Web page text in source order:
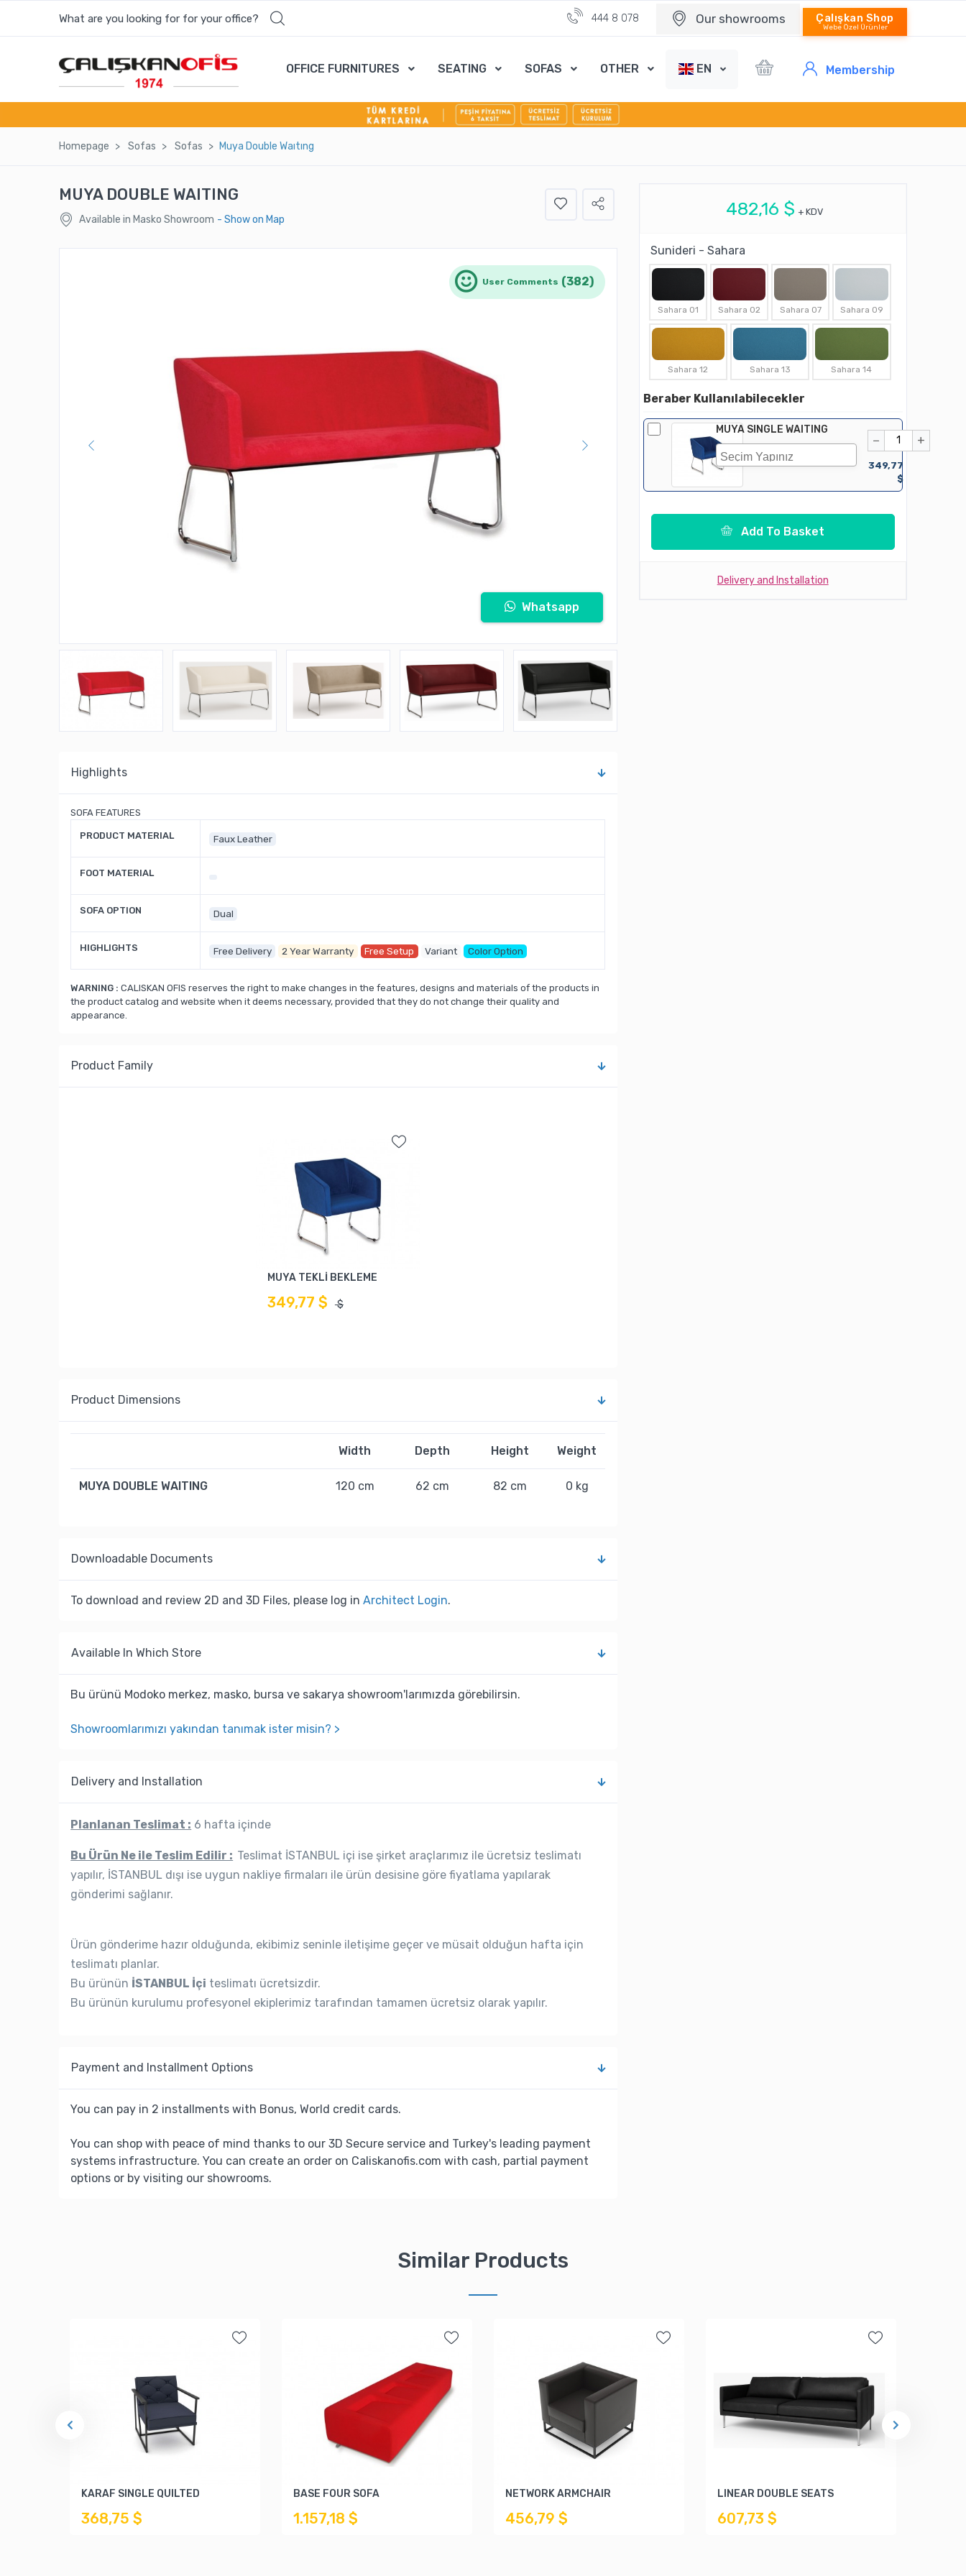
What are you looking for for your office? 444 8 078 Our showrooms Çalışkan Shop
Webe Özel Ürünler
OFFICE FURNITURES SEATING SOFAS OTHER EN Membership
Homepage Sofas Sofas Muya Double Waıtıng
MUYA DOUBLE WAITING
Available in Masko Showroom - Show on Map
User Comments (382)
Whatsapp
Highlights
SOFA FEATURES
PRODUCT MATERIAL Faux Leather
FOOT MATERIAL
SOFA OPTION Dual
HIGHLIGHTS Free Delivery 2 Year Warranty Free Setup Variant Color Option
WARNING : CALISKAN OFIS reserves the right to make changes in the features, designs and materials of the products in
the product catalog and website when it deems necessary, provided that they do not change their quality and
appearance.
Product Family
MUYA TEKLİ BEKLEME
349,77 $ $
Product Dimensions
Width Depth Height Weight
MUYA DOUBLE WAITING 120 cm 62 cm 82 cm 0 kg
Downloadable Documents
To download and review 2D and 3D Files, please log inArchitect Login.
Available In Which Store
Bu ürünü Modoko merkez, masko, bursa ve sakarya showroom'larımızda görebilirsin.
Showroomlarımızı yakından tanımak ister misin? >
Delivery and Installation
Planlanan Teslimat : 6 hafta içinde
Bu Ürün Ne ile Teslim Edilir : Teslimat İSTANBUL içi ise şirket araçlarımız ile ücretsiz teslimatı
yapılır, İSTANBUL dışı ise uygun nakliye firmaları ile ürün desisine göre fiyatlama yapılarak
gönderimi sağlanır.
Ürün gönderime hazır olduğunda, ekibimiz seninle iletişime geçer ve müsait olduğun hafta için
teslimatı planlar.
Bu ürünün İSTANBUL İçi teslimatı ücretsizdir.
Bu ürünün kurulumu profesyonel ekiplerimiz tarafından tamamen ücretsiz olarak yapılır.
Payment and Installment Options
You can pay in 2 installments with Bonus, World credit cards.
You can shop with peace of mind thanks to our 3D Secure service and Turkey's leading payment
systems infrastructure. You can create an order on Caliskanofis.com with cash, partial payment
options or by visiting our showrooms.
482,16 $ + KDV
Sunideri - Sahara
Sahara 01 Sahara 02 Sahara 07 Sahara 09
Sahara 12 Sahara 13 Sahara 14
Beraber Kullanılabilecekler
MUYA SINGLE WAITING
− +
349,77
$
Add To Basket
Delivery and Installation
Similar Products
KARAF SINGLE QUILTED
368,75 $
BASE FOUR SOFA
1.157,18 $
NETWORK ARMCHAIR
456,79 $
LINEAR DOUBLE SEATS
607,73 $